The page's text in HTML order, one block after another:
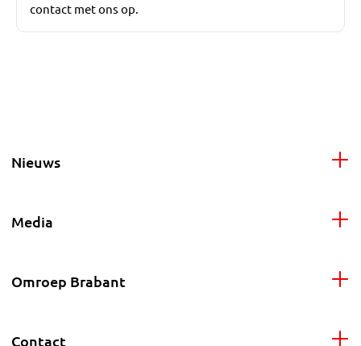
contact met ons op.
Nieuws
Media
Omroep Brabant
Contact